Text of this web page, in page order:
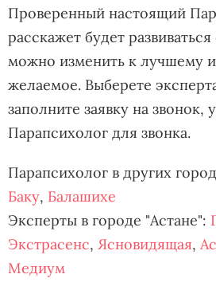
Проверенный настоящий
расскажет будет
можно изменить к лучшему
желаемое. Выберете
заполните заявку на звонок,
Парапсихолог для звонка.
Парапсихолог в других
Баку, Балашихе
Эксперты в городе "Астане":
Экстрасенс, Ясновидящая,
Медиум